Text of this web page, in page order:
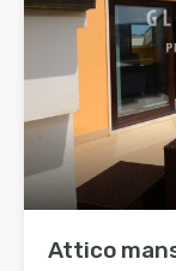
Attico